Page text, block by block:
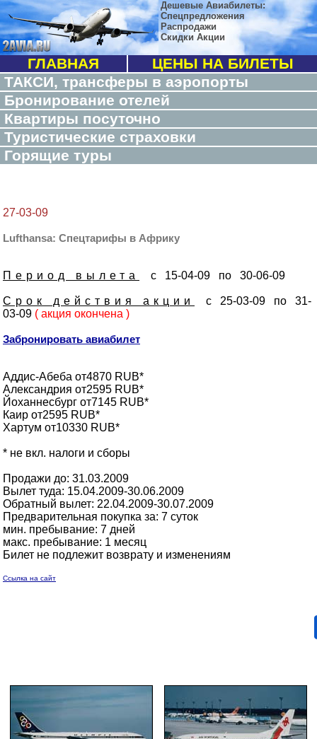
Дешевые Авиабилеты:
Спецпредложения
Распродажи
Скидки Акции
ГЛАВНАЯ
ЦЕНЫ НА БИЛЕТЫ
ТАКСИ, трансферы в аэропорты
Бронирование отелей
Квартиры посуточно
Туристические страховки
Горящие туры
27-03-09
Lufthansa: Спецтарифы в Африку
Период вылета с 15-04-09 по 30-06-09
Срок действия акции
с 25-03-09 по 31-
03-09 ( акция окончена )
Забронировать авиабилет
Аддис-Абеба от4870 RUB*
Александрия от2595 RUB*
Йоханнесбург от7145 RUB*
Каир от2595 RUB*
Хартум от10330 RUB*
* не вкл. налоги и сборы
Продажи до: 31.03.2009
Вылет туда: 15.04.2009-30.06.2009
Обратный вылет: 22.04.2009-30.07.2009
Предварительная покупка за: 7 суток
мин. пребывание: 7 дней
макс. пребывание: 1 месяц
Билет не подлежит возврату и изменениям
Ссылка на сайт